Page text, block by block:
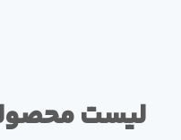
لیست